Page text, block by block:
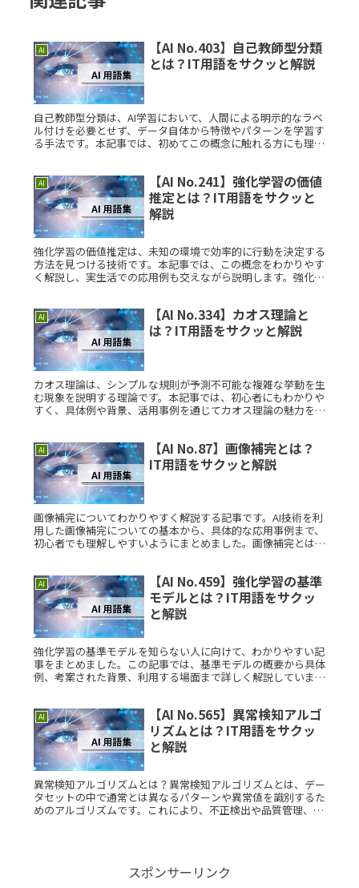
AI
【AI No.403】自己教師型分類
とは？IT用語をサクッと解説
自己教師型分類は、AI学習において、人間による明示的なラベ
ル付けを必要とせず、データ自体から特徴やパターンを学習す
る手法です。本記事では、初めてこの概念に触れる方にも理解
AI
【AI No.241】強化学習の価値
推定とは？IT用語をサクッと
解説
強化学習の価値推定は、未知の環境で効率的に行動を決定する
方法を見つける技術です。本記事では、この概念をわかりやす
く解説し、実生活での応用例も交えながら説明します。強化学
AI
【AI No.334】カオス理論と
は？IT用語をサクッと解説
カオス理論は、シンプルな規則が予測不可能な複雑な挙動を生
む現象を説明する理論です。本記事では、初心者にもわかりや
すく、具体例や背景、活用事例を通じてカオス理論の魅力を解
AI
【AI No.87】画像補完とは？
IT用語をサクッと解説
画像補完についてわかりやすく解説する記事です。AI技術を利
用した画像補完についての基本から、具体的な応用事例まで、
初心者でも理解しやすいようにまとめました。画像補完とは？
AI
【AI No.459】強化学習の基準
モデルとは？IT用語をサクッ
と解説
強化学習の基準モデルを知らない人に向けて、わかりやすい記
事をまとめました。この記事では、基準モデルの概要から具体
例、考案された背景、利用する場面まで詳しく解説していま
AI
【AI No.565】異常検知アルゴ
リズムとは？IT用語をサクッ
と解説
異常検知アルゴリズムとは？異常検知アルゴリズムとは、デー
タセットの中で通常とは異なるパターンや異常値を識別するた
めのアルゴリズムです。これにより、不正検出や品質管理、シ
スポンサーリンク